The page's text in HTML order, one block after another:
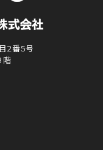
2番5号
階